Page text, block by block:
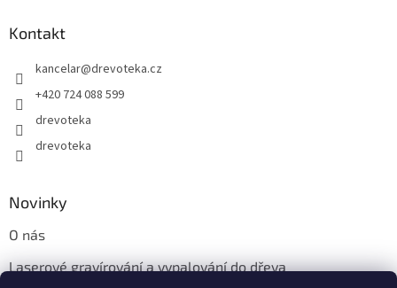
Kontakt
kancelar@drevoteka.cz
+420 724 088 599
drevoteka
drevoteka
Novinky
O nás
Laserové gravírování a vypalování do dřeva